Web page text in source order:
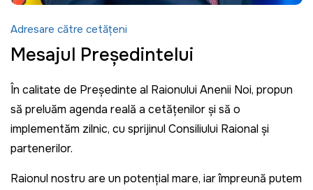
Adresare către cetățeni
Mesajul Președintelui
În calitate de Președinte al Raionului Anenii Noi, propun
să preluăm agenda reală a cetățenilor și să o
implementăm zilnic, cu sprijinul Consiliului Raional și
partenerilor.
Raionul nostru are un potențial mare, iar împreună putem